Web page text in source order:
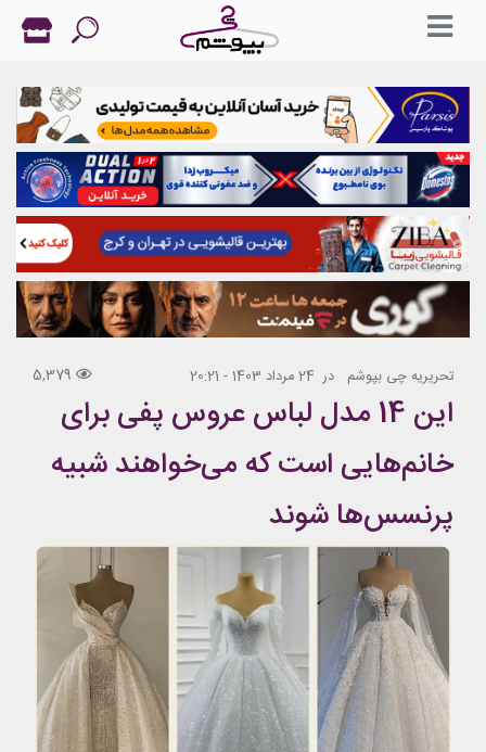
تحریریه چی بپوشم در 24 مرداد 1403 - 20:21 5,379
این 14 مدل لباس عروس پفی برای
خانم‌هایی است که می‌خواهند شبیه
پرنسس‌ها شوند